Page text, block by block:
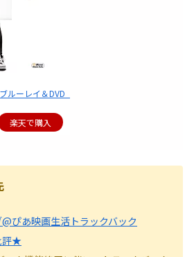
ルーレイ＆DVD【Blu-ray】 [ アマンドラ・…
楽天で購入
ぴあ映画生活トラックバック
評★